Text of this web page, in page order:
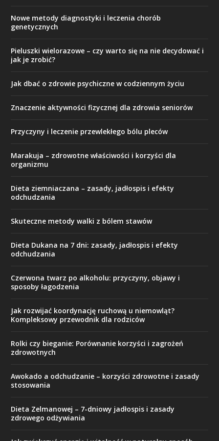
Nowe metody diagnostyki i leczenia chorób
genetycznych
Pieluszki wielorazowe – czy warto się na nie decydować i
jak je zrobić?
Jak dbać o zdrowie psychiczne w codziennym życiu
Znaczenie aktywności fizycznej dla zdrowia seniorów
Przyczyny i leczenie przewlekłego bólu pleców
Marakuja – zdrowotne właściwości i korzyści dla
organizmu
Dieta ziemniaczana – zasady, jadłospis i efekty
odchudzania
Skuteczne metody walki z bólem stawów
Dieta Dukana na 7 dni: zasady, jadłospis i efekty
odchudzania
Czerwona twarz po alkoholu: przyczyny, objawy i
sposoby łagodzenia
Jak rozwijać koordynację ruchową u niemowląt?
Kompleksowy przewodnik dla rodziców
Rolki czy bieganie: Porównanie korzyści i zagrożeń
zdrowotnych
Awokado a odchudzanie – korzyści zdrowotne i zasady
stosowania
Dieta Zelmanowej – 7-dniowy jadłospis i zasady
zdrowego odżywiania